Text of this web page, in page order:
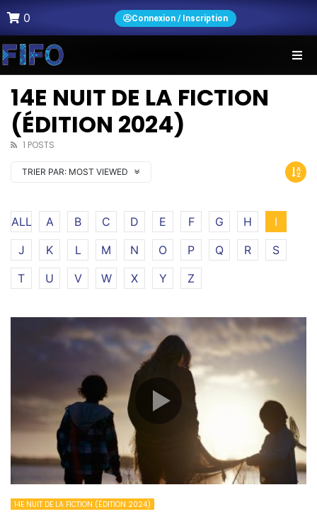
0 Connexion / Inscription
14E NUIT DE LA FICTION
(ÉDITION 2024)
1 POSTS
TRIER PAR: MOST VIEWED
ALL A B C D E F G H
I
J
K L M N O P Q R
S
T
U V W X Y Z
14E NUIT DE LA FICTION (ÉDITION 2024)